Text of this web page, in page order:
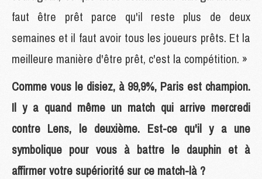
faut être prêt parce qu'il reste plus de deux
semaines et il faut avoir tous les joueurs prêts. Et la
meilleure manière d'être prêt, c'est la compétition. »
Comme vous le disiez, à 99,9%, Paris est champion.
Il y a quand même un match qui arrive mercredi
contre Lens, le deuxième. Est-ce qu'il y a une
symbolique pour vous à battre le dauphin et à
affirmer votre supériorité sur ce match-là ?